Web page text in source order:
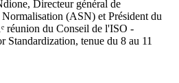
Directeur général de
(ASN) et Président du
réunion du Conseil de l'ISO -
tenue du 8 au 11